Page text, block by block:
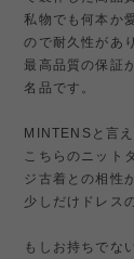
私物でも何本か
ので耐久性があ
最高品質の保証
名品です。
MINTENSと言え
こちらのニット
ジ古着との相性
少しだけドレス
もしお持ちでな